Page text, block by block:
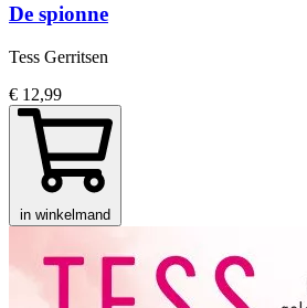
De spionne
Tess Gerritsen
€ 12,99
in winkelmand